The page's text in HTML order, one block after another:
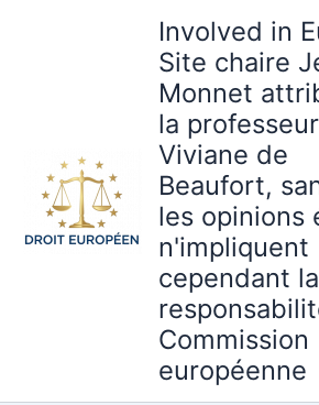
Involved in
Site chaire
Monnet
la
Viviane de
Beaufort,
les opinions
n'impliquent
cependant la
Commission
européenne